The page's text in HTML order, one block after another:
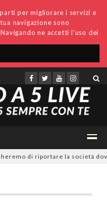
per migliorare i servizi e
navigazione sono
ne accetti l'uso dei
Redazione
di riportare la società